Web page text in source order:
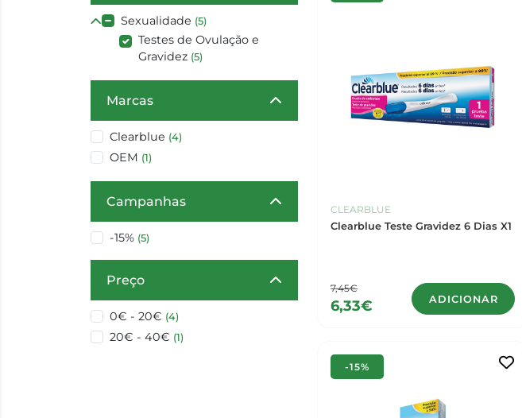
Sexualidade (5)
Testes de Ovulação e
Gravidez (5)
Marcas
Clearblue (4)
OEM (1)
Campanhas
-15% (5)
Preço
0€ - 20€ (4)
20€ - 40€ (1)
CLEARBLUE
Clearblue Teste Gravidez 6 Dias X1
7,45€
6,33€ ADICIONAR
-15%